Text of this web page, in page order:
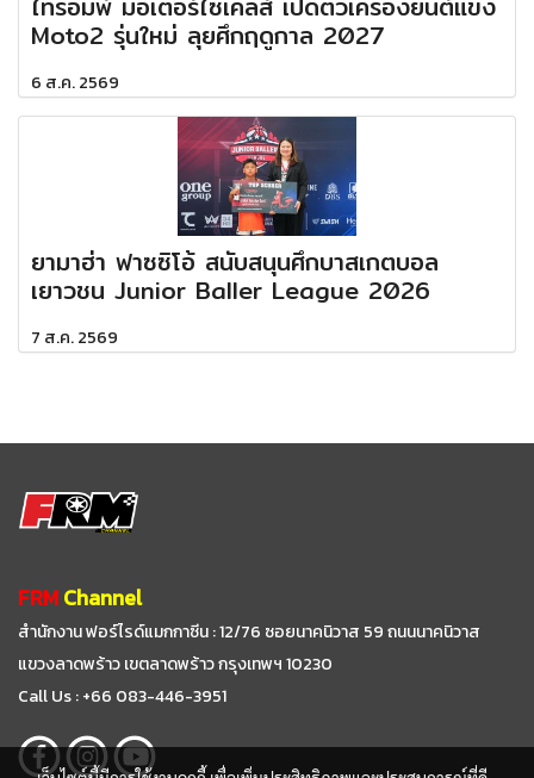
Moto2 รุ่นใหม่ ลุยศึกฤดูกาล 2027
6 ส.ค. 2569
ยามาฮ่า ฟาซซิโอ้ สนับสนุนศึกบาสเกตบอล
เยาวชน Junior Baller League 2026
7 ส.ค. 2569
FRMChannel
สำนักงาน ฟอร์ไรด์แมกกาซีน : 12/76 ซอยนาคนิวาส 59ถนนนาคนิวาส
แขวงลาดพร้าว เขตลาดพร้าว กรุงเทพฯ 10230
Call Us : +66 083-446-3951